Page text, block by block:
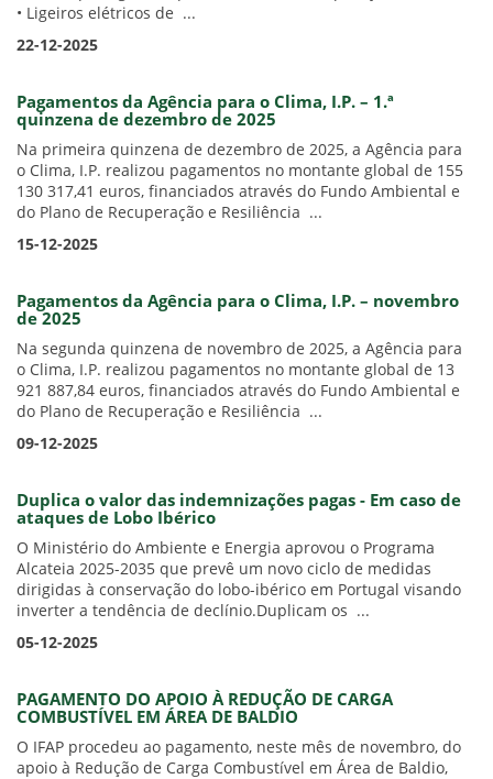
• Ligeiros elétricos de ...
22-12-2025
Pagamentos da Agência para o Clima, I.P. – 1.ª
quinzena de dezembro de 2025
Na primeira quinzena de dezembro de 2025, a Agência para
o Clima, I.P. realizou pagamentos no montante global de 155
130 317,41 euros, financiados através do Fundo Ambiental e
do Plano de Recuperação e Resiliência ...
15-12-2025
Pagamentos da Agência para o Clima, I.P. – novembro
de 2025
Na segunda quinzena de novembro de 2025, a Agência para
o Clima, I.P. realizou pagamentos no montante global de 13
921 887,84 euros, financiados através do Fundo Ambiental e
do Plano de Recuperação e Resiliência ...
09-12-2025
Duplica o valor das indemnizações pagas - Em caso de
ataques de Lobo Ibérico
O Ministério do Ambiente e Energia aprovou o Programa
Alcateia 2025-2035 que prevê um novo ciclo de medidas
dirigidas à conservação do lobo-ibérico em Portugal visando
inverter a tendência de declínio.Duplicam os ...
05-12-2025
PAGAMENTO DO APOIO À REDUÇÃO DE CARGA
COMBUSTÍVEL EM ÁREA DE BALDIO
O IFAP procedeu ao pagamento, neste mês de novembro, do
apoio à Redução de Carga Combustível em Área de Baldio,